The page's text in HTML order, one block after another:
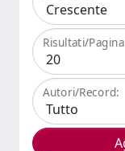
Risultati/Pagina
Autori/Record: